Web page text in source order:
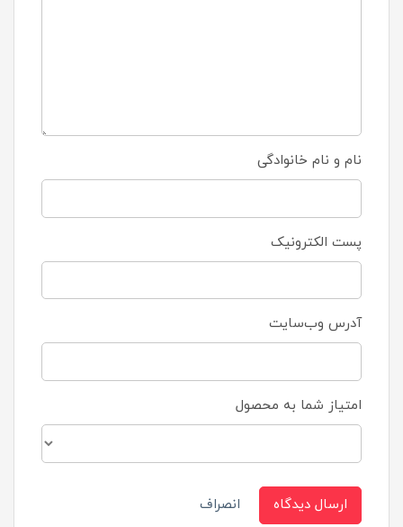
نام و نام خانوادگی
پست الکترونیک
آدرس وب‌سایت
امتیاز شما به محصول
ارسال دیدگاه انصراف